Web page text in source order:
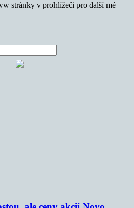
stránky v prohlížeči pro další mé